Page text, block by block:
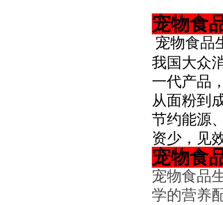
宠物食
宠物食品
我国大众
一代产品
从面粉到
节约能源
资少，见
宠物食
宠物食品
学的营养